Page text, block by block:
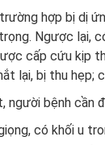
hợp bị dị
Ngược lại,
cấp cứu kịp
lại, bị thu hẹp;
người bệnh cần
có khối u